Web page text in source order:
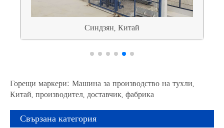
Синдзян, Китай
Горещи маркери: Машина за производство на тухли,
Китай, производител, доставчик, фабрика
Свързана категория